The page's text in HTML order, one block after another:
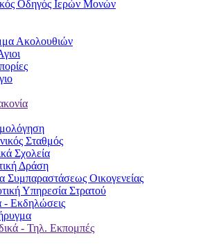
Οδηγός Ιερών Μονών
Ακολουθιών
Σταθμός
Σχολεία
Δράση
Συμπαραστάσεως Οικογενείας
Υπηρεσία Στρατού
- Εκδηλώσεις
- Τηλ. Εκπομπές